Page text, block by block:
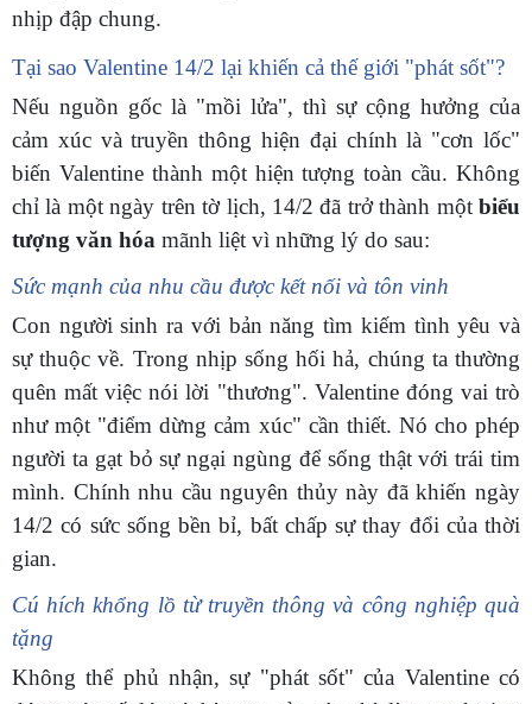
nhịp đập chung.
Tại sao Valentine 14/2 lại khiến cả thế giới "phát sốt"?
Nếu nguồn gốc là "mồi lửa", thì sự cộng hưởng của
cảm xúc và truyền thông hiện đại chính là "cơn lốc"
biến Valentine thành một hiện tượng toàn cầu. Không
chỉ là một ngày trên tờ lịch, 14/2 đã trở thành một biểu
tượng văn hóa mãnh liệt vì những lý do sau:
Sức mạnh của nhu cầu được kết nối và tôn vinh
Con người sinh ra với bản năng tìm kiếm tình yêu và
sự thuộc về. Trong nhịp sống hối hả, chúng ta thường
quên mất việc nói lời "thương". Valentine đóng vai trò
như một "điểm dừng cảm xúc" cần thiết. Nó cho phép
người ta gạt bỏ sự ngại ngùng để sống thật với trái tim
mình. Chính nhu cầu nguyên thủy này đã khiến ngày
14/2 có sức sống bền bỉ, bất chấp sự thay đổi của thời
gian.
Cú hích khổng lồ từ truyền thông và công nghiệp quà
tặng
Không thể phủ nhận, sự "phát sốt" của Valentine có